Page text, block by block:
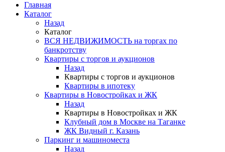
Главная
Каталог
Назад
Каталог
ВСЯ НЕДВИЖИМОСТЬ на торгах по
банкротству
Квартиры с торгов и аукционов
Назад
Квартиры с торгов и аукционов
Квартиры в ипотеку
Квартиры в Новостройках и ЖК
Назад
Квартиры в Новостройках и ЖК
Клубный дом в Москве на Таганке
ЖК Видный г. Казань
Паркинг и машиноместа
Назад